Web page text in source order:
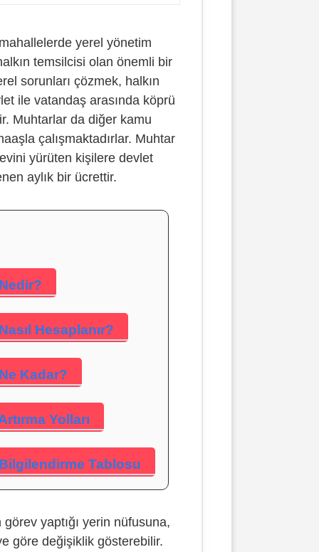
yerel yönetim
temsilcisi olan önemli bir
sorunları çözmek, halkın
ile vatandaş arasında köprü
Muhtarlar da diğer kamu
çalışmaktadırlar. Muhtar
yürüten kişilere devlet
aylık bir ücrettir.
Hesaplanır?
Kadar?
Yolları
Tablosu
yaptığı yerin nüfusuna,
göre değişiklik gösterebilir.